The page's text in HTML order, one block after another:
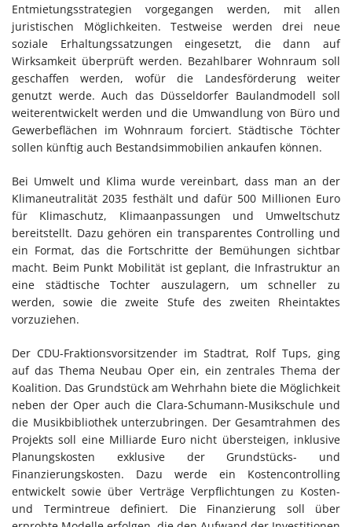
Entmietungsstrategien vorgegangen werden, mit allen
juristischen Möglichkeiten. Testweise werden drei neue
soziale Erhaltungssatzungen eingesetzt, die dann auf
Wirksamkeit überprüft werden. Bezahlbarer Wohnraum soll
geschaffen werden, wofür die Landesförderung weiter
genutzt werde. Auch das Düsseldorfer Baulandmodell soll
weiterentwickelt werden und die Umwandlung von Büro und
Gewerbeflächen im Wohnraum forciert. Städtische Töchter
sollen künftig auch Bestandsimmobilien ankaufen können.
Bei Umwelt und Klima wurde vereinbart, dass man an der
Klimaneutralität 2035 festhält und dafür 500 Millionen Euro
für Klimaschutz, Klimaanpassungen und Umweltschutz
bereitstellt. Dazu gehören ein transparentes Controlling und
ein Format, das die Fortschritte der Bemühungen sichtbar
macht. Beim Punkt Mobilität ist geplant, die Infrastruktur an
eine städtische Tochter auszulagern, um schneller zu
werden, sowie die zweite Stufe des zweiten Rheintaktes
vorzuziehen.
Der CDU-Fraktionsvorsitzender im Stadtrat, Rolf Tups, ging
auf das Thema Neubau Oper ein, ein zentrales Thema der
Koalition. Das Grundstück am Wehrhahn biete die Möglichkeit
neben der Oper auch die Clara-Schumann-Musikschule und
die Musikbibliothek unterzubringen. Der Gesamtrahmen des
Projekts soll eine Milliarde Euro nicht übersteigen, inklusive
Planungskosten exklusive der Grundstücks- und
Finanzierungskosten. Dazu werde ein Kostencontrolling
entwickelt sowie über Verträge Verpflichtungen zu Kosten-
und Termintreue definiert. Die Finanzierung soll über